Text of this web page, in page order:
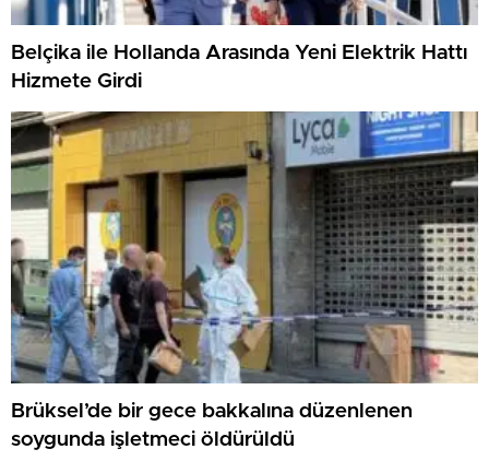
Belçika ile Hollanda Arasında Yeni Elektrik Hattı
Hizmete Girdi
Brüksel’de bir gece bakkalına düzenlenen
soygunda işletmeci öldürüldü